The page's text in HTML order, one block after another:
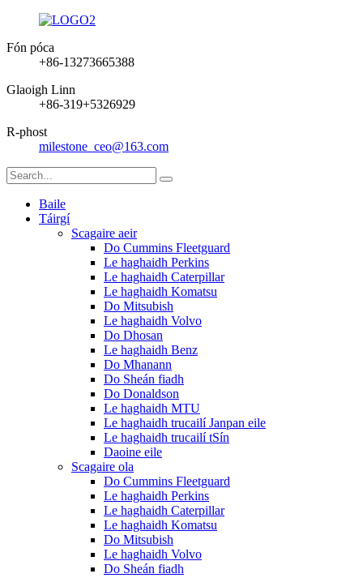
Fón póca
+86-13273665388
Glaoigh Linn
+86-319+5326929
R-phost
milestone_ceo@163.com
Baile
Táirgí
Scagaire aeir
Do Cummins Fleetguard
Le haghaidh Perkins
Le haghaidh Caterpillar
Le haghaidh Komatsu
Do Mitsubish
Le haghaidh Volvo
Do Dhosan
Le haghaidh Benz
Do Mhanann
Do Sheán fiadh
Do Donaldson
Le haghaidh MTU
Le haghaidh trucailí Janpan eile
Le haghaidh trucailí tSín
Daoine eile
Scagaire ola
Do Cummins Fleetguard
Le haghaidh Perkins
Le haghaidh Caterpillar
Le haghaidh Komatsu
Do Mitsubish
Le haghaidh Volvo
Do Sheán fiadh